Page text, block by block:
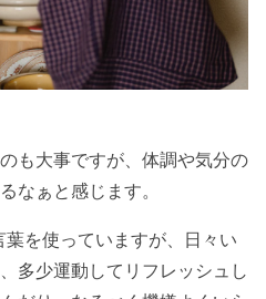
も大事ですが、体調や気分の
なぁと感じます。
を使っていますが、日々い
多少運動してリフレッシュし